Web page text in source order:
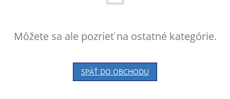
Môžete sa ale pozrieť na ostatné kategórie.
SPÄŤ DO OBCHODU